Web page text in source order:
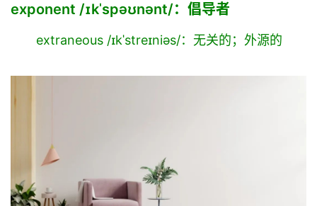
exponent /ɪkˈspəʊnənt/：倡导者
extraneous /ɪkˈstreɪniəs/：无关的；外源的